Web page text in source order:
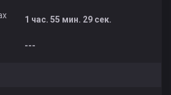
1 час. 55 мин. 29 сек.
---